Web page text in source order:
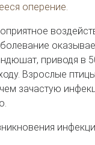
оперение.
приводя в
Взрослые
зачастую